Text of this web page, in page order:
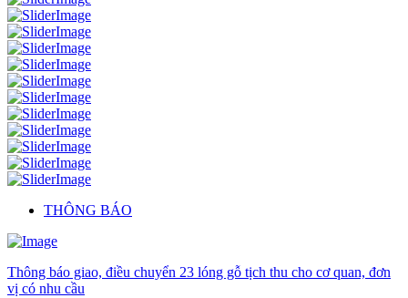
THÔNG BÁO
Thông báo giao, điều chuyển 23 lóng gỗ tịch thu cho cơ quan, đơn
vị có nhu cầu